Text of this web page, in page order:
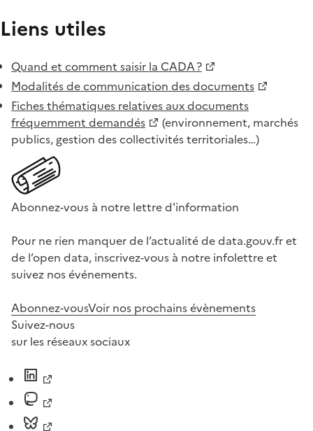
Liens utiles
Quand et comment saisir la CADA ?
Modalités de communication des documents
Fiches thématiques relatives aux documents
fréquemment demandés
(environnement, marchés
publics, gestion des collectivités territoriales…)
Abonnez-vous à notre lettre d'information
Pour ne rien manquer de l’actualité de data.gouv.fr et
de l’open data, inscrivez-vous à notre infolettre et
suivez nos événements.
Abonnez-vousVoir nos prochains évènements
Suivez-nous
sur les réseaux sociaux